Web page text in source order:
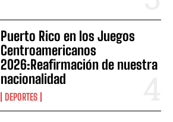
Puerto Rico en los Juegos
Centroamericanos
2026:Reafirmación de nuestra
nacionalidad
DEPORTES